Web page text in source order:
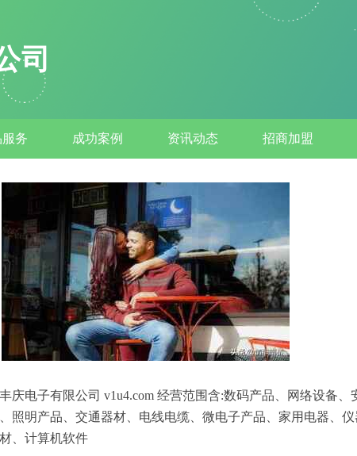
司
务 成功案例 资讯动态 招商加盟
电子有限公司 v1u4.com 经营范围含:数码产品、网络设备
照明产品、交通器材、电线电缆、微电子产品、家用电器、
、计算机软件